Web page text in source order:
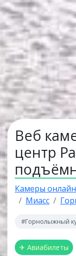
Веб
центр
Камеры онлайн
Миасс
#Горнолыжный
✈ Авиабилеты